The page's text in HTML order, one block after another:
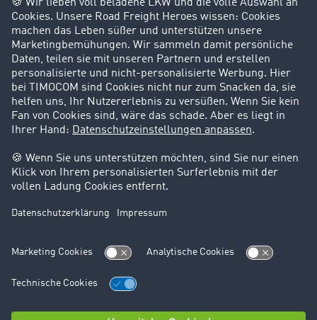
Success Stories
Karriere
Support
Kontakt
Rechtliches
Impressum
AGB